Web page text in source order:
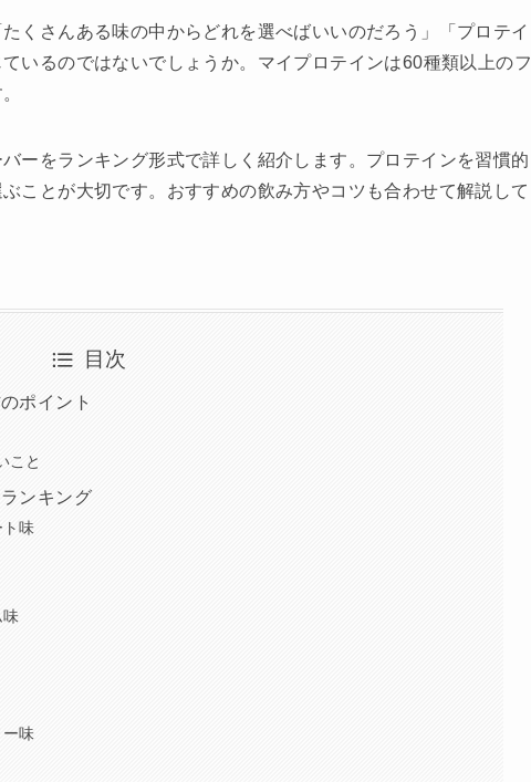
くさんある味の中からどれを選べばいいのだろう」「プロテイ
いるのではないでしょうか。マイプロテインは60種類以上のフ
ーをランキング形式で詳しく紹介します。プロテインを習慣的
ことが大切です。おすすめの飲み方やコツも合わせて解説して
目次
ポイント
こと
ンキング
味
味
味